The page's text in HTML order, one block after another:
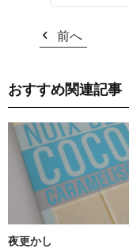
前へ
おすすめ関連記事
夜更かし